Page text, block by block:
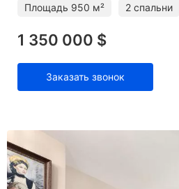
Площадь 950 м² 2 спальни
1 350 000 $
Заказать звонок